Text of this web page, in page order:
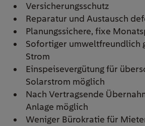
Versicherungsschutz
Reparatur und Austausch
Planungssichere, fixe
Sofortiger umweltfreundlich
Strom
Einspeisevergütung für
Solarstrom möglich
Nach Vertragsende
Anlage möglich
Weniger Bürokratie für